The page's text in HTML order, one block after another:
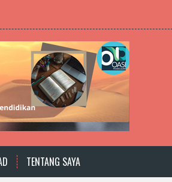
TENTANG SAYA